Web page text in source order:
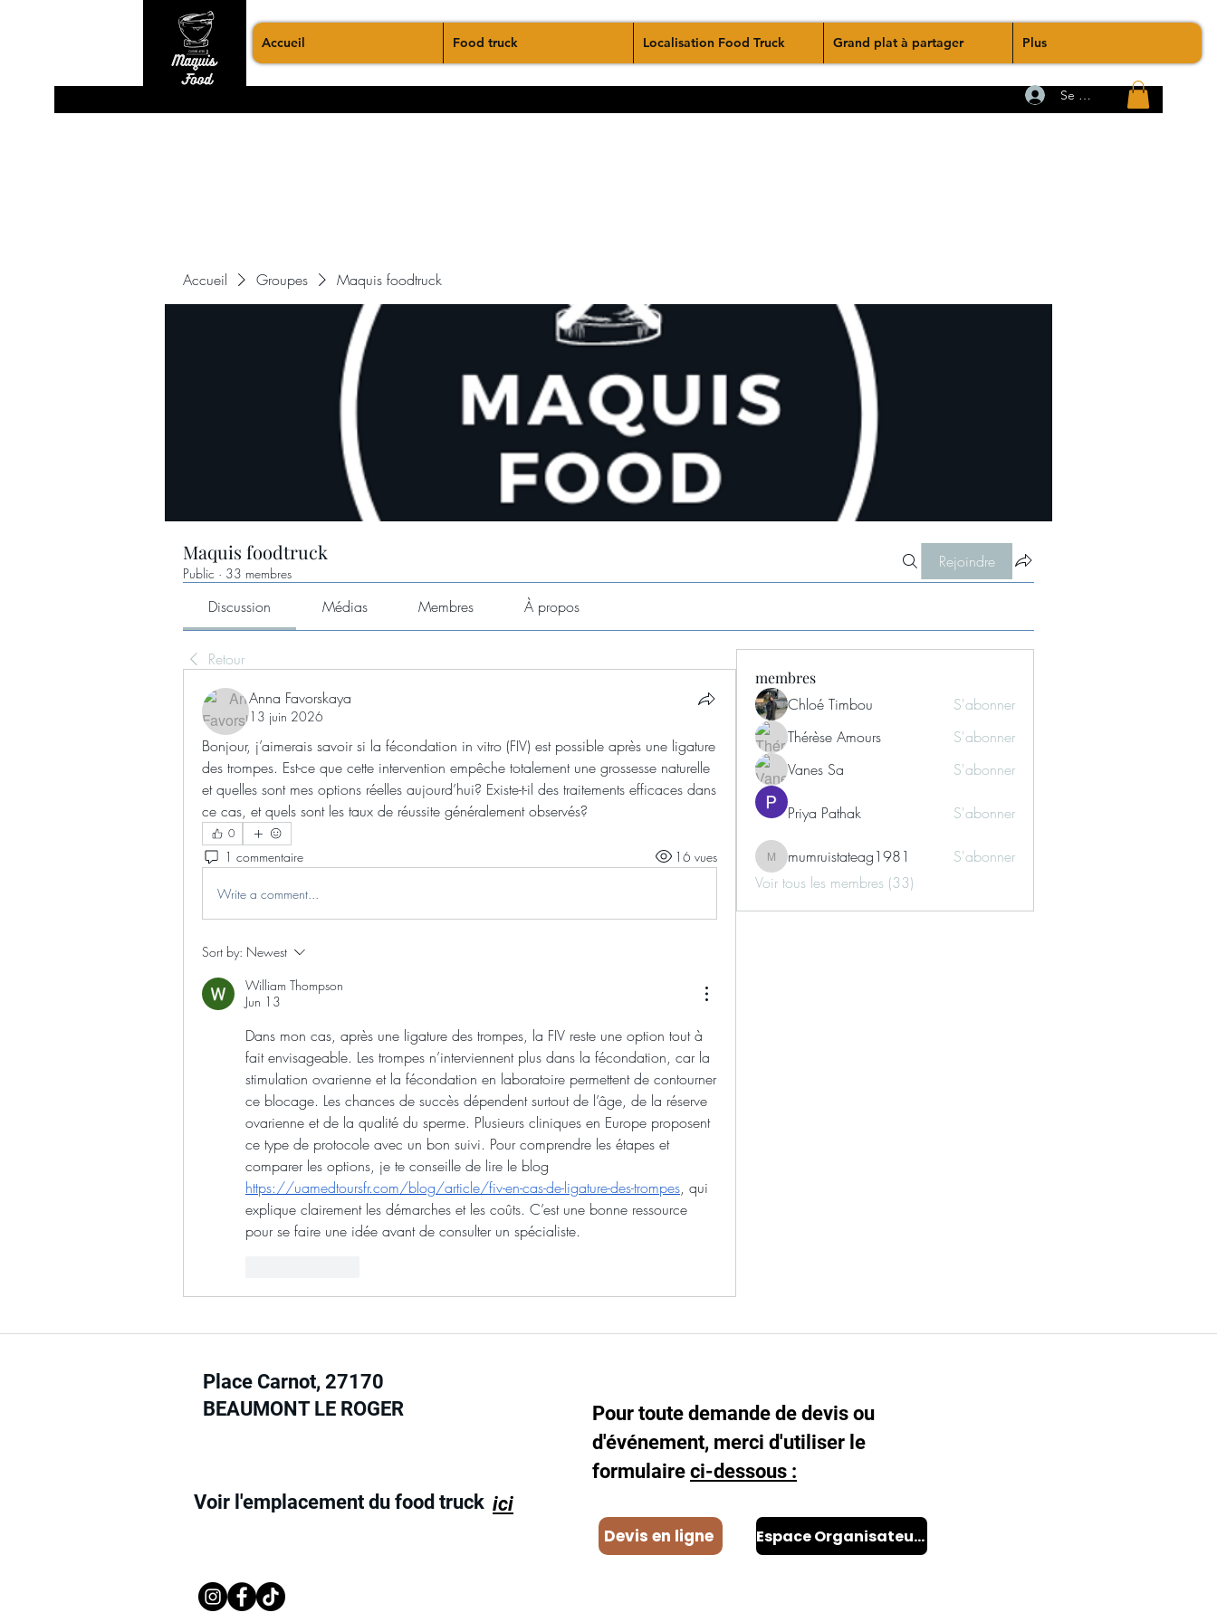
Accueil Food truck Localisation Food Truck Grand plat à partager Plus
Se connecter
Accueil Groupes Maquis foodtruck
Maquis foodtruck
Public · 33 membres
Rejoindre
Discussion Médias Membres À propos
Retour
Anna Favorskaya
13 juin 2026
Bonjour, j’aimerais savoir si la fécondation in vitro (FIV) est possible après une ligature
des trompes. Est-ce que cette intervention empêche totalement une grossesse naturelle
et quelles sont mes options réelles aujourd’hui? Existe-t-il des traitements efficaces dans
ce cas, et quels sont les taux de réussite généralement observés?
0
1 commentaire 16 vues
Write a comment...
Sort by: Newest
William Thompson
Jun 13
Dans mon cas, après une ligature des trompes, la FIV reste une option tout à
fait envisageable. Les trompes n’interviennent plus dans la fécondation, car la
stimulation ovarienne et la fécondation en laboratoire permettent de contourner
ce blocage. Les chances de succès dépendent surtout de l’âge, de la réserve
ovarienne et de la qualité du sperme. Plusieurs cliniques en Europe proposent
ce type de protocole avec un bon suivi. Pour comprendre les étapes et
https://uamedtoursfr.com/blog/article/fiv-en-cas-de-ligature-des-trompes, qui
explique clairement les démarches et les coûts. C’est une bonne ressource
pour se faire une idée avant de consulter un spécialiste.
membres
Chloé Timbou
S'abonner
Thérèse Amours
S'abonner
Vanes Sa
S'abonner
Priya Pathak S'abonner
mumruistateag1981
mumruistateag1981
S'abonner
Voir tous les membres (33)
Place Carnot, 27170
BEAUMONT LE ROGER
Voir l'emplacement du food truck ici
Pour toute demande de devis ou
d'événement, merci d'utiliser le
formulaire ci-dessous :
Devis en ligne Espace Organisateurs